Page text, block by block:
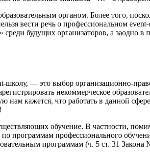
органом. Более того,
вести речь о профессиональном
среди будущих организаторов, а
школу, — это выбор организационно-
некоммерческое
нам кажется, что работать в данной
обучение. В частности,
программам профессионального
программам (ч. 5 ст. 31